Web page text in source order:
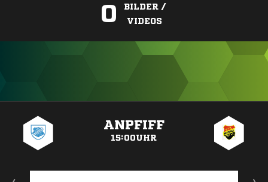
0
BILDER /
VIDEOS
ANPFIFF
15:00UHR